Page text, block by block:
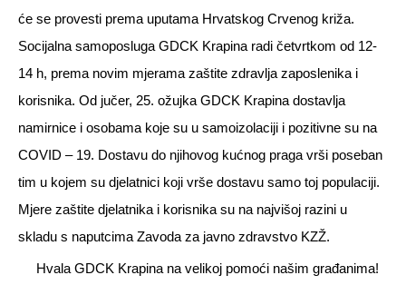
će se provesti prema uputama Hrvatskog Crvenog križa.
Socijalna samoposluga GDCK Krapina radi četvrtkom od 12-
14 h, prema novim mjerama zaštite zdravlja zaposlenika i
korisnika. Od jučer, 25. ožujka GDCK Krapina dostavlja
namirnice i osobama koje su u samoizolaciji i pozitivne su na
COVID – 19. Dostavu do njihovog kućnog praga vrši poseban
tim u kojem su djelatnici koji vrše dostavu samo toj populaciji.
Mjere zaštite djelatnika i korisnika su na najvišoj razini u
skladu s naputcima Zavoda za javno zdravstvo KZŽ.
Hvala GDCK Krapina na velikoj pomoći našim građanima!